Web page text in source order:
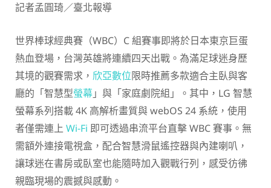
記者孟圓琦／臺北報導
世界棒球經典賽（WBC）C 組賽事即將於日本東京巨蛋
熱血登場，台灣英雄將連續四天出戰。為滿足球迷身歷
其境的觀賽需求， 欣亞數位限時推薦多款適合主臥與客
廳的「智慧型螢幕」與「家庭劇院組」。其中，LG 智慧
螢幕系列搭載 4K 高解析畫質與 webOS 24 系統，使用
者僅需連上 Wi-Fi 即可透過串流平台直擊 WBC 賽事。無
需額外連接電視盒，配合智慧滑鼠遙控器與內建喇叭，
讓球迷在書房或臥室也能隨時加入觀戰行列，感受彷彿
親臨現場的震撼與感動。